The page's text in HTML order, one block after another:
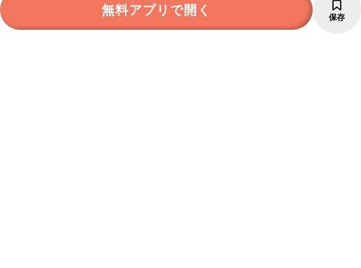
無料アプリで開く 保存